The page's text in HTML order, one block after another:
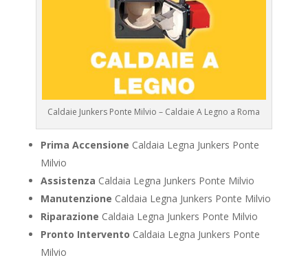
Caldaie Junkers Ponte Milvio – Caldaie A Legno a Roma
Prima Accensione Caldaia Legna Junkers Ponte
Milvio
Assistenza Caldaia Legna Junkers Ponte Milvio
Manutenzione Caldaia Legna Junkers Ponte Milvio
Riparazione Caldaia Legna Junkers Ponte Milvio
Pronto Intervento Caldaia Legna Junkers Ponte
Milvio